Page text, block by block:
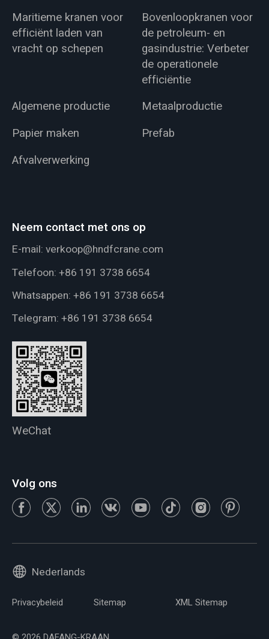
Maritieme kranen voor
efficiënt laden van
vracht op schepen
Bovenloopkranen voor
de petroleum- en
gasindustrie: Verbeter
de operationele
efficiëntie
Algemene productie
Metaalproductie
Papier maken
Prefab
Afvalverwerking
Neem contact met ons op
E-mail: verkoop@hndfcrane.com
Telefoon: +86 191 3738 6654
Whatsappen: +86 191 3738 6654
Telegram: +86 191 3738 6654
WeChat
Volg ons
Nederlands
Privacybeleid Sitemap XML Sitemap